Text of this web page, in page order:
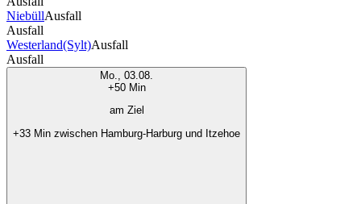
NiebüllAusfall
Ausfall
Westerland(Sylt)Ausfall
Ausfall
Mo., 03.08.
+50 Min
am Ziel
+33 Min zwischen Hamburg-Harburg und Itzehoe